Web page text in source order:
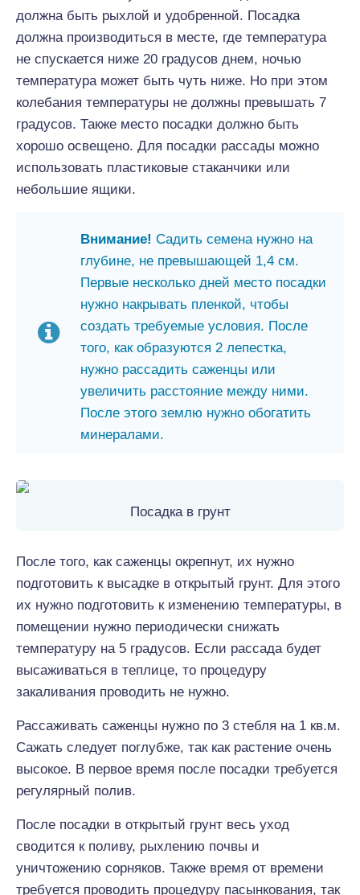
должна быть рыхлой и удобренной. Посадка
должна производиться в месте, где температура
не спускается ниже 20 градусов днем, ночью
температура может быть чуть ниже. Но при этом
колебания температуры не должны превышать 7
градусов. Также место посадки должно быть
хорошо освещено. Для посадки рассады можно
использовать пластиковые стаканчики или
небольшие ящики.
Внимание! Садить семена нужно на
глубине, не превышающей 1,4 см.
Первые несколько дней место посадки
нужно накрывать пленкой, чтобы
создать требуемые условия. После
того, как образуются 2 лепестка,
нужно рассадить саженцы или
увеличить расстояние между ними.
После этого землю нужно обогатить
минералами.
Посадка в грунт
После того, как саженцы окрепнут, их нужно
подготовить к высадке в открытый грунт. Для этого
их нужно подготовить к изменению температуры, в
помещении нужно периодически снижать
температуру на 5 градусов. Если рассада будет
высаживаться в теплице, то процедуру
закаливания проводить не нужно.
Рассаживать саженцы нужно по 3 стебля на 1 кв.м.
Сажать следует поглубже, так как растение очень
высокое. В первое время после посадки требуется
регулярный полив.
После посадки в открытый грунт весь уход
сводится к поливу, рыхлению почвы и
уничтожению сорняков. Также время от времени
требуется проводить процедуру пасынкования, так